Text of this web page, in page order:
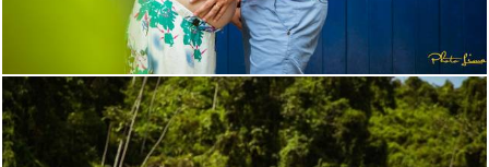
2947 14